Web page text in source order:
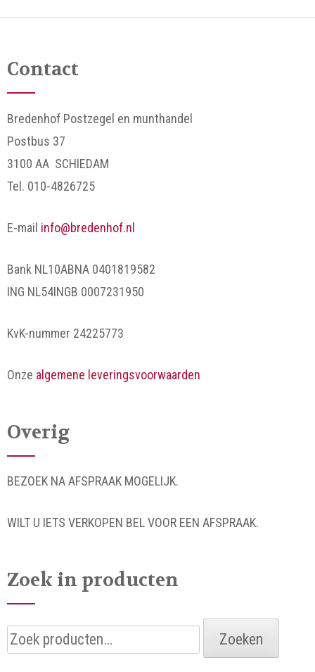
Contact
Bredenhof Postzegel en munthandel
Postbus 37
3100 AA SCHIEDAM
Tel. 010-4826725
E-mail info@bredenhof.nl
Bank NL10ABNA 0401819582
ING NL54INGB 0007231950
KvK-nummer 24225773
Onze algemene leveringsvoorwaarden
Overig
BEZOEK NA AFSPRAAK MOGELIJK.
WILT U IETS VERKOPEN BEL VOOR EEN AFSPRAAK.
Zoek in producten
Zoeken
naar:
Zoeken